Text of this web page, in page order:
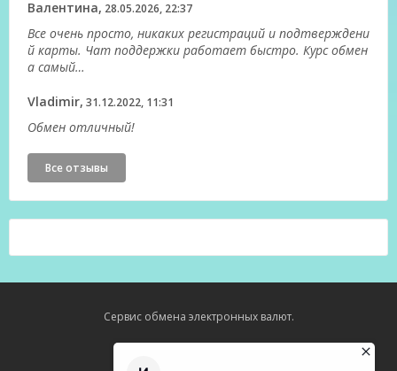
Валентина, 28.05.2026, 22:37
Все очень просто, никаких регистраций и подтверждени
й карты. Чат поддержки работает быстро. Курс обмен
а самый…
Vladimir, 31.12.2022, 11:31
Обмен отличный!
Все отзывы
Сервис обмена электронных валют.